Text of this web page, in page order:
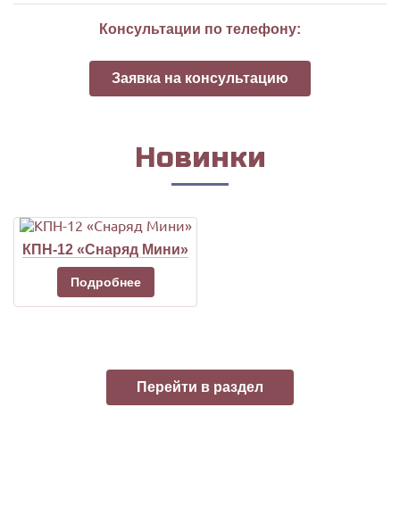
положительных температурах окружающей
среды. Перед хранением обязательно должны
быть слиты остатки воды от предыдущего
использования насадка. При длительном
Консультации по телефону:
Заявка на консультацию
Новинки
КПН-12 «Снаряд Мини»
Подробнее
Перейти в раздел